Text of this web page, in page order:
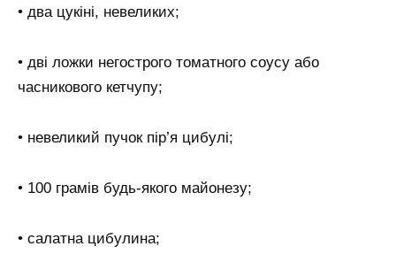
• два цукіні, невеликих;
• дві ложки негострого томатного соусу або
часникового кетчупу;
• невеликий пучок пір’я цибулі;
• 100 грамів будь-якого майонезу;
• салатна цибулина;